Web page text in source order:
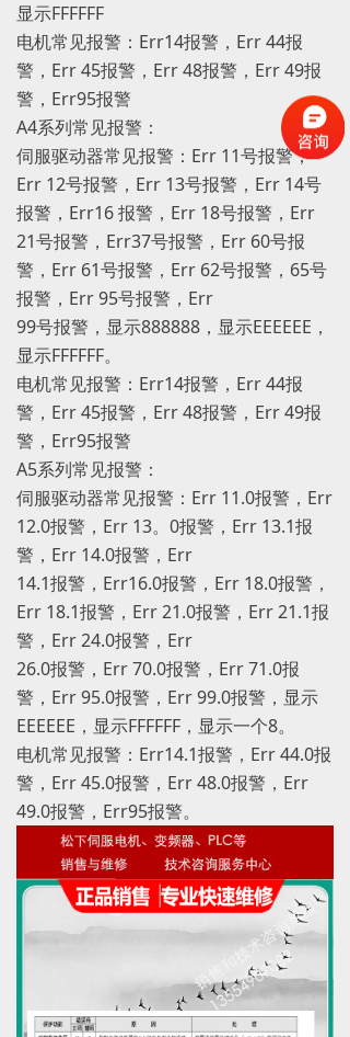
显示FFFFFF
电机常见报警：Err14报警，Err 44报
警，Err 45报警，Err 48报警，Err 49报
警，Err95报警
A4系列常见报警：
伺服驱动器常见报警：Err 11号报警，
Err 12号报警，Err 13号报警，Err 14号
报警，Err16 报警，Err 18号报警，Err
21号报警，Err37号报警，Err 60号报
警，Err 61号报警，Err 62号报警，65号
报警，Err 95号报警，Err
99号报警，显示888888，显示EEEEEE，
显示FFFFFF。
电机常见报警：Err14报警，Err 44报
警，Err 45报警，Err 48报警，Err 49报
警，Err95报警
A5系列常见报警：
伺服驱动器常见报警：Err 11.0报警，Err
12.0报警，Err 13。0报警，Err 13.1报
警，Err 14.0报警，Err
14.1报警，Err16.0报警，Err 18.0报警，
Err 18.1报警，Err 21.0报警，Err 21.1报
警，Err 24.0报警，Err
26.0报警，Err 70.0报警，Err 71.0报
警，Err 95.0报警，Err 99.0报警，显示
EEEEEE，显示FFFFFF，显示一个8。
电机常见报警：Err14.1报警，Err 44.0报
警，Err 45.0报警，Err 48.0报警，Err
49.0报警，Err95报警。